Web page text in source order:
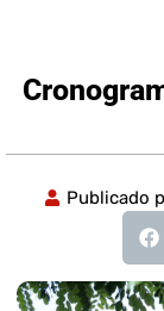
Publicado